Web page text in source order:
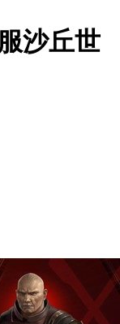
沙丘世